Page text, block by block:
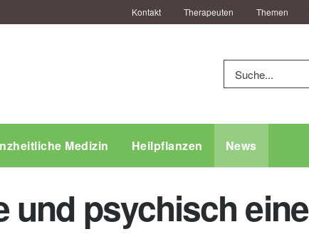
Kontakt Therapeuten Themen
Medizin Heilpflanzen News
und psychisch eine